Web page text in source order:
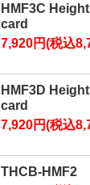
HMF3C
card
7,920円(税込
HMF3D
card
7,920円(税込
THCB-HMF2